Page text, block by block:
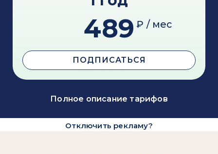
489 ₽ / мес
ПОДПИСАТЬСЯ
Полное описание тарифов
Отключить рекламу?